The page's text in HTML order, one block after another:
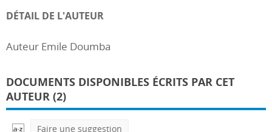
DÉTAIL DE L'AUTEUR
Auteur Emile Doumba
DOCUMENTS DISPONIBLES ÉCRITS PAR CET
AUTEUR (2)
Faire une suggestion